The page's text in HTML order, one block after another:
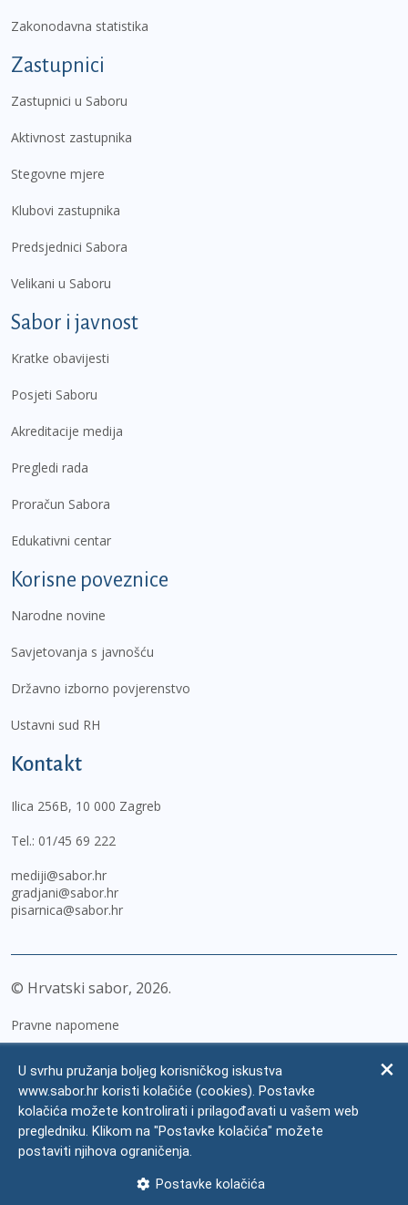
Zakonodavna statistika
Zastupnici
Zastupnici u Saboru
Aktivnost zastupnika
Stegovne mjere
Klubovi zastupnika
Predsjednici Sabora
Velikani u Saboru
Sabor i javnost
Kratke obavijesti
Posjeti Saboru
Akreditacije medija
Pregledi rada
Proračun Sabora
Edukativni centar
Korisne poveznice
Narodne novine
Savjetovanja s javnošću
Državno izborno povjerenstvo
Ustavni sud RH
Kontakt
Ilica 256B, 10 000 Zagreb
Tel.: 01/45 69 222
mediji@sabor.hr
gradjani@sabor.hr
pisarnica@sabor.hr
© Hrvatski sabor, 2026
Pravne napomene
Zaštita osobnih podataka
Impressum
Česta pitanja
U svrhu pružanja boljeg korisničkog iskustva
www.sabor.hr koristi kolačiće (cookies). Postavke
kolačića možete kontrolirati i prilagođavati u vašem web
pregledniku. Klikom na "Postavke kolačića" možete
postaviti njihova ograničenja.
Postavke kolačića